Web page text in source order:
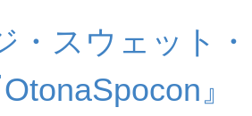
・スウェット・
』